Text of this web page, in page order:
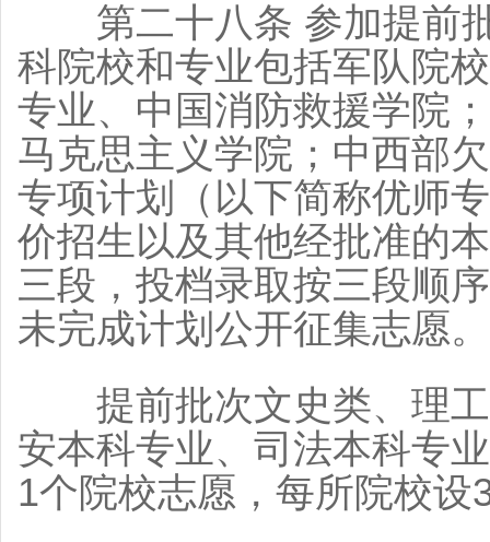
第二十八条 参加提前批
科院校和专业包括军队院
专业、中国消防救援学院
马克思主义学院；中西部
专项计划（以下简称优师
价招生以及其他经批准的
三段，投档录取按三段顺
未完成计划公开征集志愿。
提前批次文史类、理工
安本科专业、司法本科专
1个院校志愿，每所院校设